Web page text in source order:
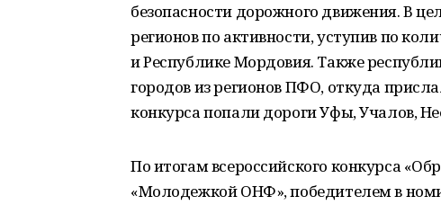
безопасности дорожного движения. В
регионов по активности, уступив по
и Республике Мордовия. Также
городов из регионов ПФО, откуда
конкурса попали дороги Уфы, Учалов,
По итогам всероссийского конкурса
«Молодежкой ОНФ», победителем в